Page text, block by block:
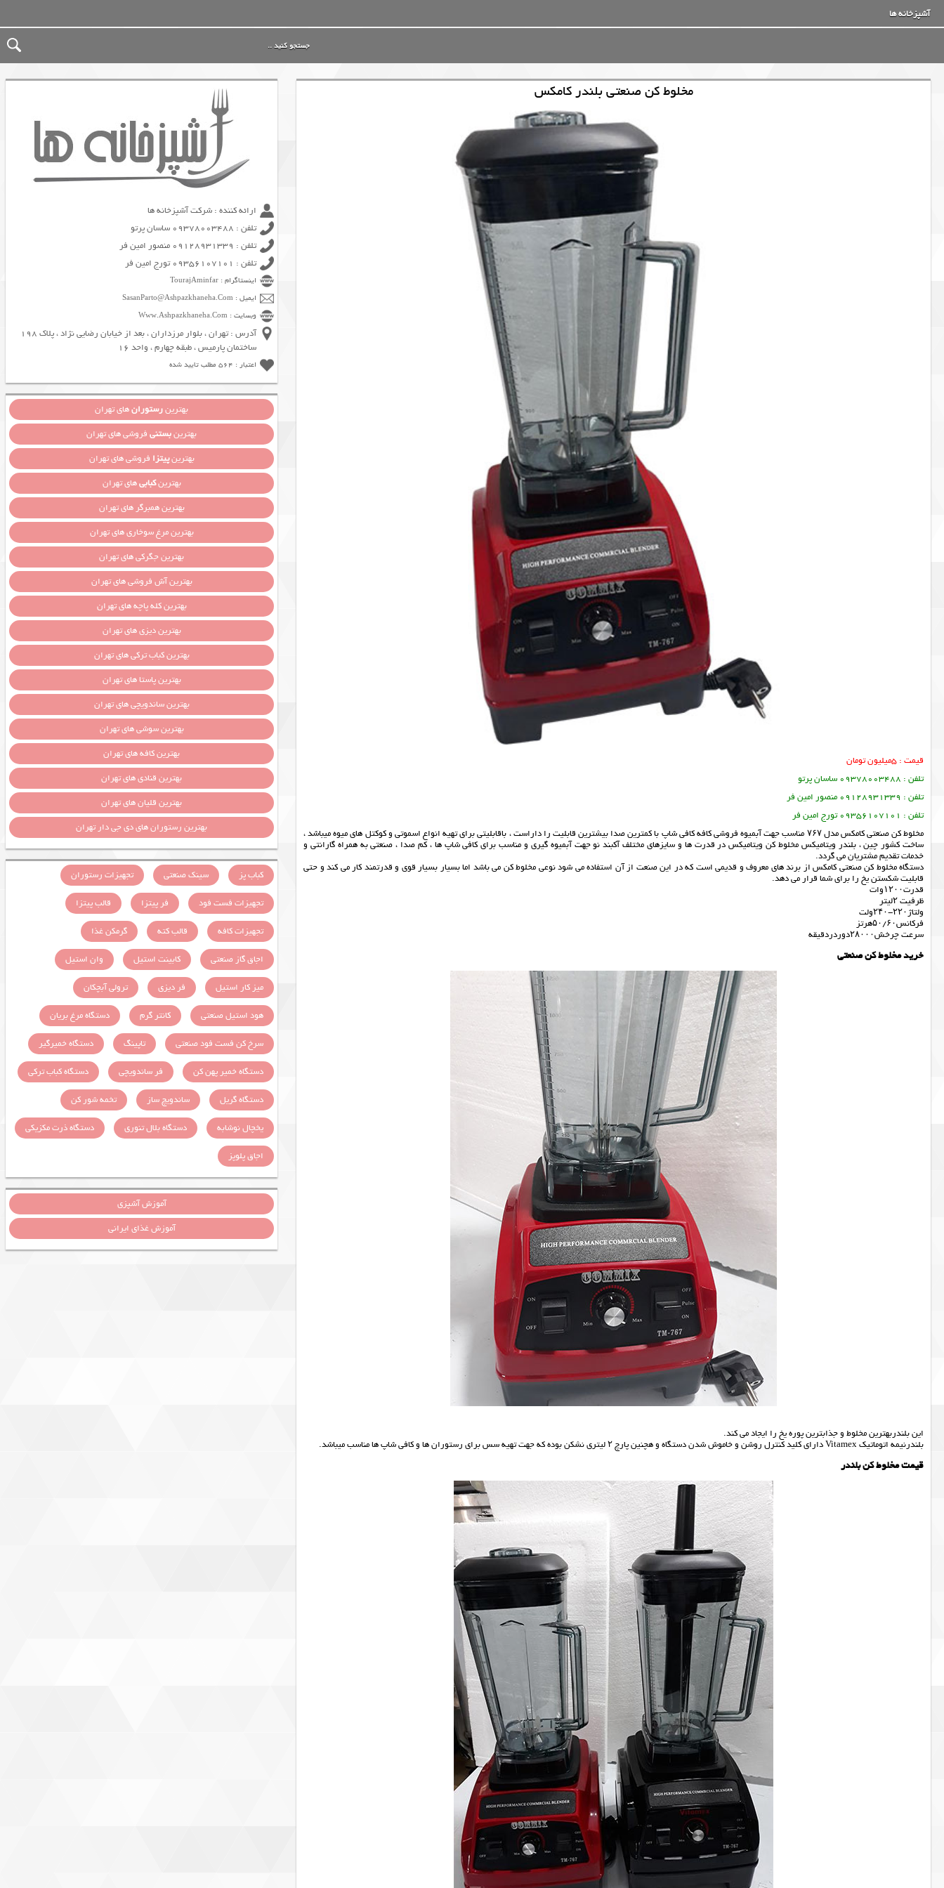
آشپزخانه ها
مخلوط کن صنعتی بلندر کامکس
قیمت : 5میلیون تومان
تلفن : 09378003488 ساسان پرتو
تلفن : 09128931339 منصور امین فر
تلفن : 09356107101 تورج امین فر
مخلوط کن صنعتی کامکس مدل ۷۶۷ مناسب جهت آبمیوه فروشی کافه کافی شاپ با کمترین صدا بیشترین قابلیت را داراست ، باقابلیتی برای تهیه انواع اسموتی و کوکتل های میوه میباشد ،
ساخت کشور چین ، بلندر ویتامیکس مخلوط کن ویتامیکس در قدرت ها و سایزهای مختلف آکبند نو جهت آبمیوه گیری و مناسب برای کافی شاپ ها ، کم صدا ، صنعتی به همراه گارانتی و
خدمات تقدیم مشتریان می گردد.
دستگاه مخلوط کن صنعتی کامکس از برند های معروف و قدیمی است که در این صنعت از آن استفاده می شود نوعی مخلوط کن می باشد اما بسیار بسیار قوی و قدرتمند کار می کند و حتی
قابلیت شکستن یخ را برای شما قرار می دهد.
قدرت۱۲۰۰وات
ظرفیت ۲لیتر
ولتاژ۲۲۰-۲۴۰ولت
فرکانس۵۰/۶۰هرتز
سرعت چرخش۲۸۰۰۰دوردردقیقه
خرید مخلوط کن صنعتی
این بلندربهترین مخلوط و جذابترین پوره یخ را ایجاد می کند.
بلندرنیمه اتوماتیک Vitamex دارای کلید کنترل روشن و خاموش شدن دستگاه و هچنین پارچ ۲ لیتری نشکن بوده که جهت تهیه سس برای رستوران ها و کافی شاپ ها مناسب میباشد.
قیمت مخلوط کن بلندر
ارائه کننده : شرکت آشپزخانه ها
تلفن : 09378003488 ساسان پرتو
تلفن : 09128931339 منصور امین فر
تلفن : 09356107101 تورج امین فر
اینستاگرام : TourajAminfar
ایمیل : SasanParto@Ashpazkhaneha.Com
وبسایت : Www.Ashpazkhaneha.Com
آدرس : تهران ، بلوار مرزداران ، بعد از خیابان رضایی نژاد ، پلاک 198
ساختمان پارمیس ، طبقه چهارم ، واحد 16
اعتبار : 564 مطلب تایید شده
بهترینرستورانهای تهران
بهترینبستنیفروشی های تهران
بهترینپیتزا فروشی های تهران
بهترینکبابیهای تهران
بهترین همبرگر های تهران
بهترین مرغ سوخاری های تهران
بهترین جگرکی های تهران
بهترین آش فروشی های تهران
بهترین کله پاچه های تهران
بهترین دیزی های تهران
بهترین کباب ترکی های تهران
بهترین پاستا های تهران
بهترین ساندویچی های تهران
بهترین سوشی های تهران
بهترین کافه های تهران
بهترین قنادی های تهران
بهترین قلیان های تهران
بهترین رستوران های دی جی دار تهران
کباب پز سینک صنعتی
تجهیزات رستوران
تجهیزات فست فود
فر پیتزا
قالب پیتزا
تجهیزات کافه
قالب کته
گرمکن غذا
اجاق گاز صنعتی
کابینت استیل
وان استیل
میز کار استیل
فر دیزی
ترولی آبچکان
هود استیل صنعتی
کانتر گرم
دستگاه مرغ بریان
سرخ کن فست فود صنعتی
تاپینگ
دستگاه خمیرگیر
دستگاه خمیر پهن کن
فر ساندویچی
دستگاه کباب ترکی
دستگاه گریل
ساندویچ ساز
تخمه شور کن
یخچال نوشابه
دستگاه بلال تنوری
دستگاه ذرت مکزیکی
اجاق پلوپز
آموزش آشپزی
آموزش غذای ایرانی